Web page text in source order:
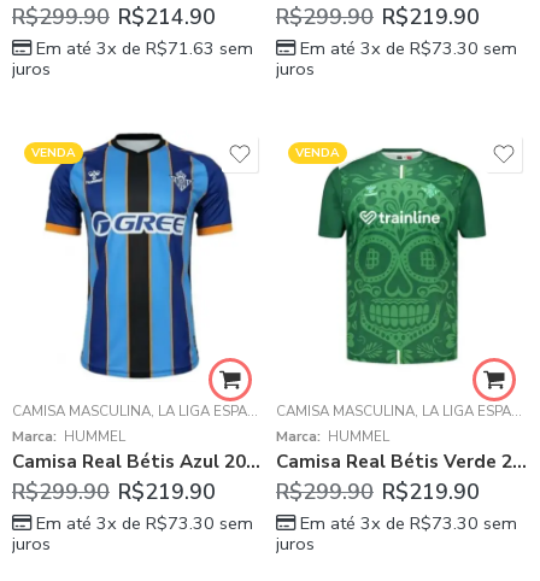
R$299.90 R$214.90
Em até 3x de R$71.63 sem
juros
R$299.90 R$219.90
Em até 3x de R$73.30 sem
juros
VENDA
CAMISA MASCULINA, LA LIGA ESPANHOLA ,REAL BÉTIS
Marca: HUMMEL
Camisa Real Bétis Azul 2025/26 Forever Green Goleiro Masculina
R$299.90 R$219.90
Em até 3x de R$73.30 sem
juros
VENDA
CAMISA MASCULINA, LA LIGA ESPANHOLA
Marca: HUMMEL
Camisa Real Bétis Verde 2025/26 Día de Muertos Masculina
R$299.90 R$219.90
Em até 3x de R$73.30 sem
juros